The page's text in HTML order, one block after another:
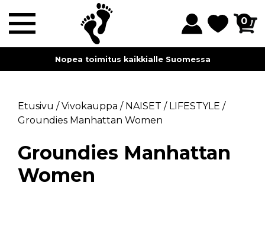
0
Nopea toimitus kaikkialle Suomessa
Etusivu /Vivokauppa / NAISET / LIFESTYLE /
Groundies Manhattan Women
Groundies Manhattan
Women